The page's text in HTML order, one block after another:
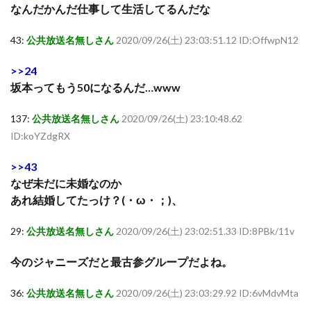
なんだかんだ仕事して生活してるんだな
43: 公共放送名無しさん2020/09/26(土) 23:03:51.12 ID:OffwpN12
>>24
坂本ってもう50になるんだ…www
137: 公共放送名無しさん2020/09/26(土) 23:10:48.62
ID:koYZdgRX
>>43
なぜ未だに未婚なのか
あれ結婚してたっけ？(・ω・；)、
29: 公共放送名無しさん2020/09/26(土) 23:02:51.33 ID:8PBk/11v
今のジャニーズだと最古参グループだよね。
36: 公共放送名無しさん2020/09/26(土) 23:03:29.92 ID:6vMdvMta